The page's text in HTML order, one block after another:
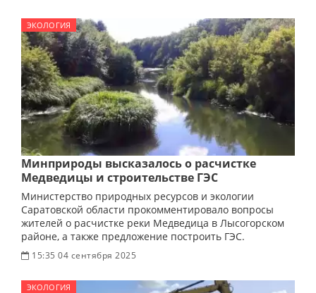
ЭКОЛОГИЯ
Минприроды высказалось о расчистке
Медведицы и строительстве ГЭС
Министерство природных ресурсов и экологии
Саратовской области прокомментировало вопросы
жителей о расчистке реки Медведица в Лысогорском
районе, а также предложение построить ГЭС.
15:35 04 сентября 2025
ЭКОЛОГИЯ